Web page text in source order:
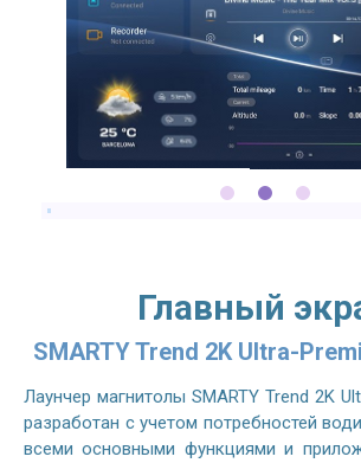
Главный
SMARTY Trend 2K Ultra-
Лаунчер магнитолы SMARTY Trend 2K
разработан с учетом потребностей
всеми основными функциями и